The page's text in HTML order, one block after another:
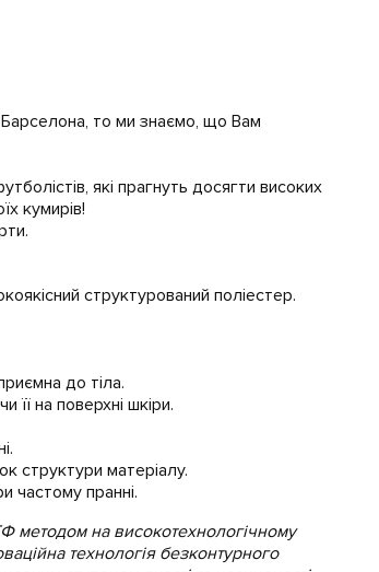
то ми знаємо, що Вам
які прагнуть досягти високих
кумирів!
структурований поліестер.
до тіла.
на поверхні шкіри.
структури матеріалу.
частому пранні.
методом на високотехнологічному
технологія безконтурного